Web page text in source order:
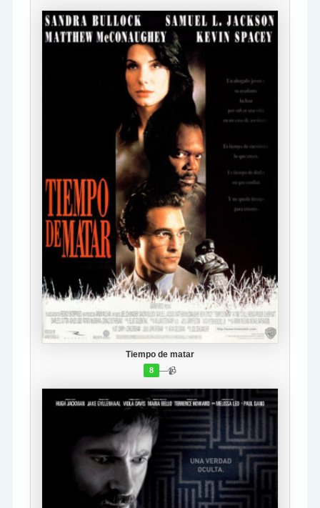
Tiempo de matar
8 —📹